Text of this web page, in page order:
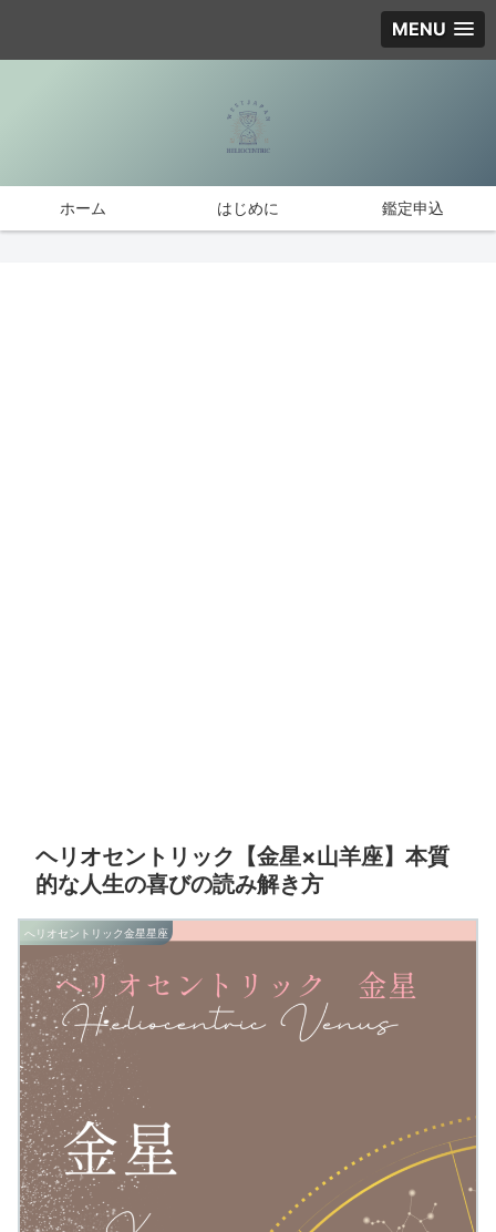
MENU
ホーム はじめに 鑑定申込
ヘリオセントリック【金星×山羊座】本質
的な人生の喜びの読み解き方
へリオセントリック金星星座